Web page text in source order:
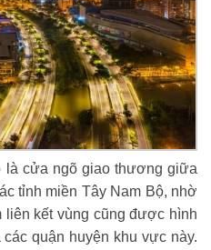
là cửa ngõ giao thương giữa
tỉnh miền Tây Nam Bộ, nhờ
liên kết vùng cũng được hình
quận huyện khu vực này.